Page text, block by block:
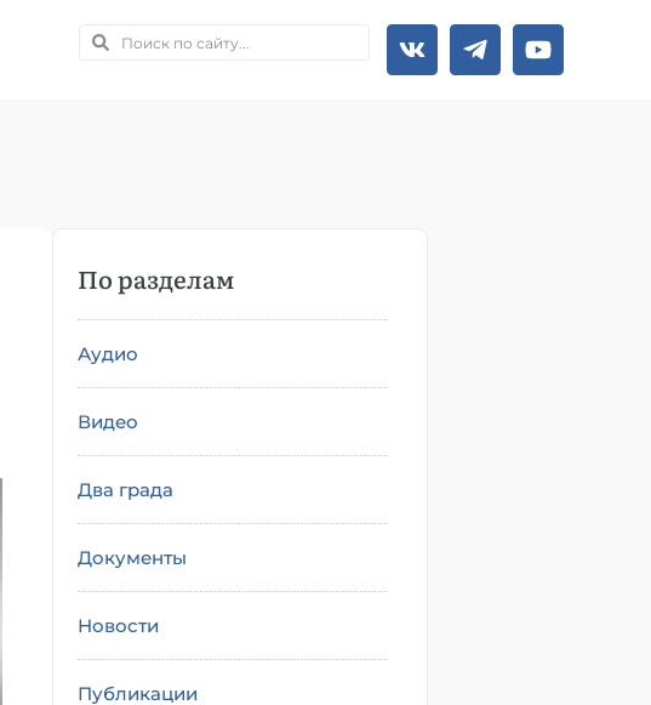
По разделам
Аудио
Видео
Два града
Документы
Новости
Публикации